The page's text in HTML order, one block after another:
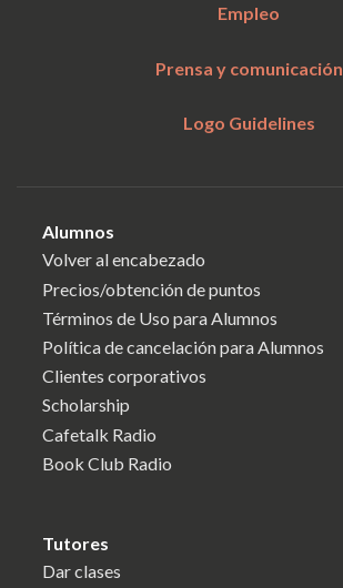
Empleo
Prensa y comunicación
Logo Guidelines
Alumnos
Volver al encabezado
Precios/obtención de puntos
Términos de Uso para Alumnos
Política de cancelación para Alumnos
Clientes corporativos
Scholarship
Cafetalk Radio
Book Club Radio
Tutores
Dar clases